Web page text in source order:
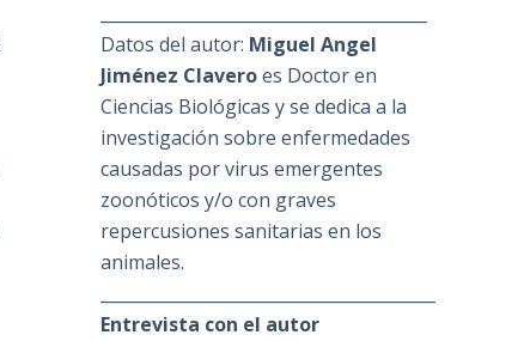
Datos del autor: Miguel Angel
Jiménez Claveroes Doctor en
Ciencias Biológicas y se dedica a la
investigación sobre enfermedades
causadas por virus emergentes
zoonóticos y/o con graves
repercusiones sanitarias en los
animales.
Entrevista con el autor